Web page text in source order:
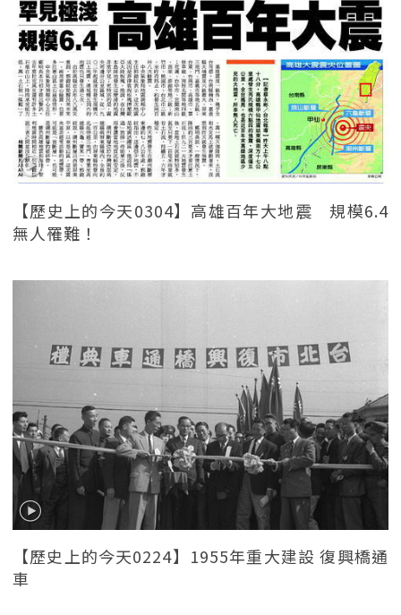
【歷史上的今天0304】高雄百年大地震 規模6.4
無人罹難！
【歷史上的今天0224】1955年重大建設 復興橋通
車